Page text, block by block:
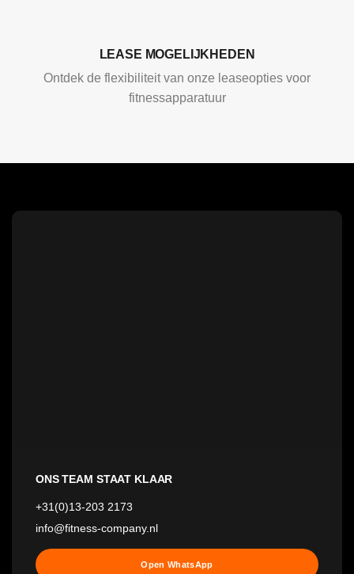
LEASE MOGELIJKHEDEN
Ontdek de flexibiliteit van onze leaseopties voor
fitnessapparatuur
ONS TEAM STAAT KLAAR
+31(0)13-203 2173
info@fitness-company.nl
Open WhatsApp